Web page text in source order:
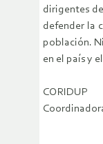
dirigentes
defender la
población.
en el país y
CORIDUP